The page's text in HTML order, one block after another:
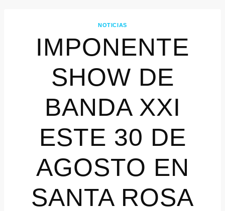
NOTICIAS
IMPONENTE
SHOW DE
BANDA XXI
ESTE 30 DE
AGOSTO EN
SANTA ROSA